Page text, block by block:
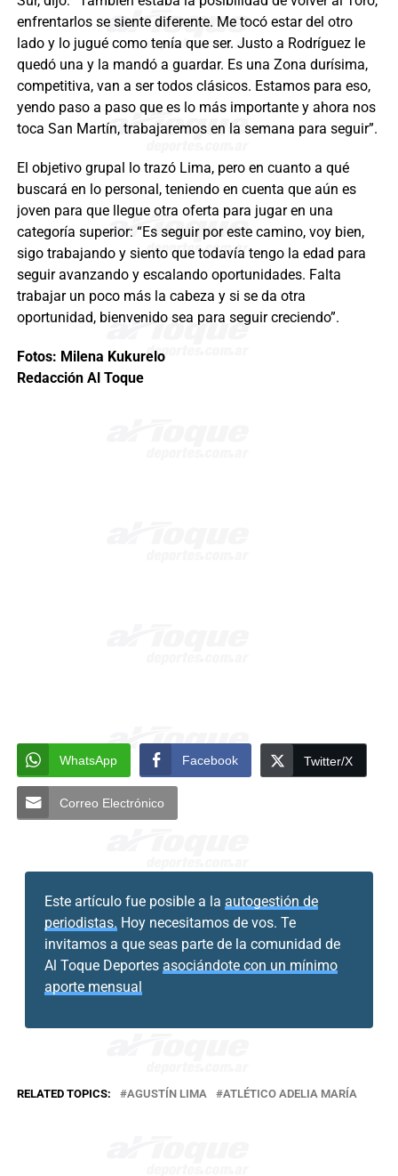
enfrentarlos se siente diferente. Me tocó estar del otro
lado y lo jugué como tenía que ser. Justo a Rodríguez le
quedó una y la mandó a guardar. Es una Zona durísima,
competitiva, van a ser todos clásicos. Estamos para eso,
yendo paso a paso que es lo más importante y ahora nos
toca San Martín, trabajaremos en la semana para seguir”.
El objetivo grupal lo trazó Lima, pero en cuanto a qué
buscará en lo personal, teniendo en cuenta que aún es
joven para que llegue otra oferta para jugar en una
categoría superior: “Es seguir por este camino, voy bien,
sigo trabajando y siento que todavía tengo la edad para
seguir avanzando y escalando oportunidades. Falta
trabajar un poco más la cabeza y si se da otra
oportunidad, bienvenido sea para seguir creciendo”.
Fotos: Milena Kukurelo
Redacción Al Toque
WhatsApp Facebook Twitter/X
Correo Electrónico
Este artículo fue posible a la autogestión de
periodistas. Hoy necesitamos de vos. Te
invitamos a que seas parte de la comunidad de
Al Toque Deportes asociándote con un mínimo
aporte mensual
RELATED TOPICS: AGUSTÍN LIMA ATLÉTICO ADELIA MARÍA